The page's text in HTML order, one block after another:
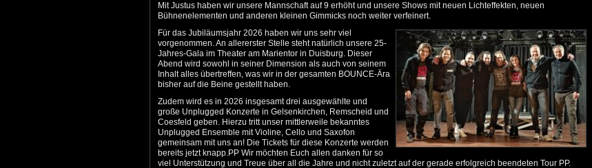
Mit Justus haben wir unsere Mannschaft auf 9 erhöht und unsere Shows mit neuen Lichteffekten, neuen
Bühnenelementen und anderen kleinen Gimmicks noch weiter verfeinert.
Für das Jubiläumsjahr 2026 haben wir uns sehr viel
vorgenommen. An allererster Stelle steht natürlich unsere 25-
Jahres-Gala im Theater am Marientor in Duisburg. Dieser
Abend wird sowohl in seiner Dimension als auch von seinem
Inhalt alles übertreffen, was wir in der gesamten BOUNCE-Ära
bisher auf die Beine gestellt haben.
Zudem wird es in 2026 insgesamt drei ausgewählte und
große Unplugged Konzerte in Gelsenkirchen, Remscheid und
Coesfeld geben. Hierzu tritt unser mittlerweile bekanntes
Unplugged Ensemble mit Violine, Cello und Saxofon
gemeinsam mit uns an! Die Tickets für diese Konzerte werden
bereits jetzt knapp.PP Wir möchten Euch allen danken für so
viel Unterstützung und Treue über all die Jahre und nicht zuletzt auf der gerade erfolgreich beendeten Tour PP.